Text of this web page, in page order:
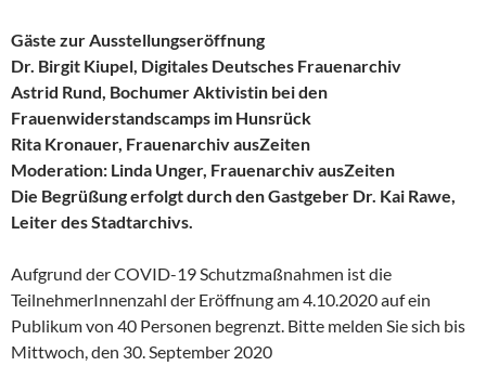
Gäste zur Ausstellungseröffnung
Dr. Birgit Kiupel, Digitales Deutsches Frauenarchiv
Astrid Rund, Bochumer Aktivistin bei den
Frauenwiderstandscamps im Hunsrück
Rita Kronauer, Frauenarchiv ausZeiten
Moderation: Linda Unger, Frauenarchiv ausZeiten
Die Begrüßung erfolgt durch den Gastgeber Dr. Kai Rawe,
Leiter des Stadtarchivs.
Aufgrund der COVID-19 Schutzmaßnahmen ist die
TeilnehmerInnenzahl der Eröffnung am 4.10.2020 auf ein
Publikum von 40 Personen begrenzt. Bitte melden Sie sich bis
Mittwoch, den 30. September 2020